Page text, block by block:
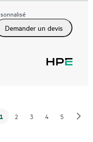
Demander un devis
1 2 3 4 5